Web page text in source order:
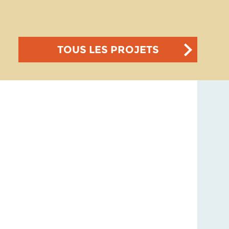
TOUS LES PROJETS